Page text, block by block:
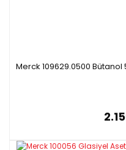
Merck 109629.0500